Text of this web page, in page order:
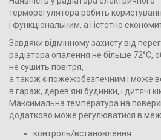
терморегулятора робить
і функціональним, а і істотно
Завдяки відмінному захисту від
радіатора опалення не більше 72°С,
не сушить повітря,
а також є пожежобезпечним і може
в гараж, дерев'яні будинки, і дитячі
Максимальна температура на
додатково може регулюватися в
контроль/встановлення